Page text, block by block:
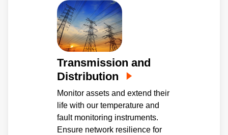
Transmission and
Distribution
Monitor assets and extend their
life with our temperature and
fault monitoring instruments.
Ensure network resilience for